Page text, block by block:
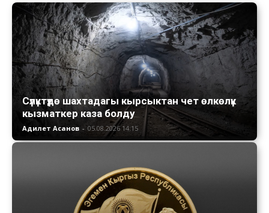
Сүлүктүдө шахтадагы кырсыктан чет өлкөлүк
кызматкер каза болду
Адилет Асанов - 05.08.2026 14:15